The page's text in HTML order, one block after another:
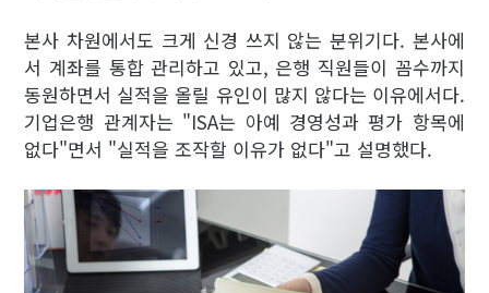
본사 차원에서도 크게 신경 쓰지 않는 분위기다. 본사에
서 계좌를 통합 관리하고 있고, 은행 직원들이 꼼수까지
동원하면서 실적을 올릴 유인이 많지 않다는 이유에서다.
기업은행 관계자는 "ISA는 아예 경영성과 평가 항목에
없다"면서 "실적을 조작할 이유가 없다"고 설명했다.